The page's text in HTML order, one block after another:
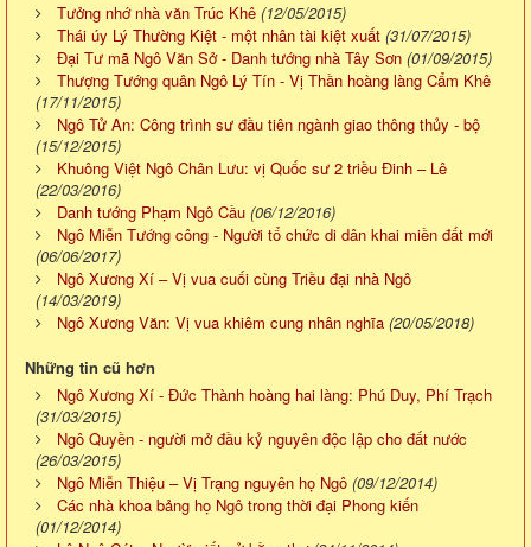
Tưởng nhớ nhà văn Trúc Khê (12/05/2015)
Thái úy Lý Thường Kiệt - một nhân tài kiệt xuất (31/07/2015)
Đại Tư mã Ngô Văn Sở - Danh tướng nhà Tây Sơn (01/09/2015)
Thượng Tướng quân Ngô Lý Tín - Vị Thần hoàng làng Cẩm Khê
(17/11/2015)
Ngô Tử An: Công trình sư đầu tiên ngành giao thông thủy - bộ
(15/12/2015)
Khuông Việt Ngô Chân Lưu: vị Quốc sư 2 triều Đinh – Lê
(22/03/2016)
Danh tướng Phạm Ngô Cầu (06/12/2016)
Ngô Miễn Tướng công - Người tổ chức di dân khai miền đất mới
(06/06/2017)
Ngô Xương Xí – Vị vua cuối cùng Triều đại nhà Ngô
(14/03/2019)
Ngô Xương Văn: Vị vua khiêm cung nhân nghĩa (20/05/2018)
Những tin cũ hơn
Ngô Xương Xí - Đức Thành hoàng hai làng: Phú Duy, Phí Trạch
(31/03/2015)
Ngô Quyền - người mở đầu kỷ nguyên độc lập cho đất nước
(26/03/2015)
Ngô Miễn Thiệu – Vị Trạng nguyên họ Ngô (09/12/2014)
Các nhà khoa bảng họ Ngô trong thời đại Phong kiến
(01/12/2014)